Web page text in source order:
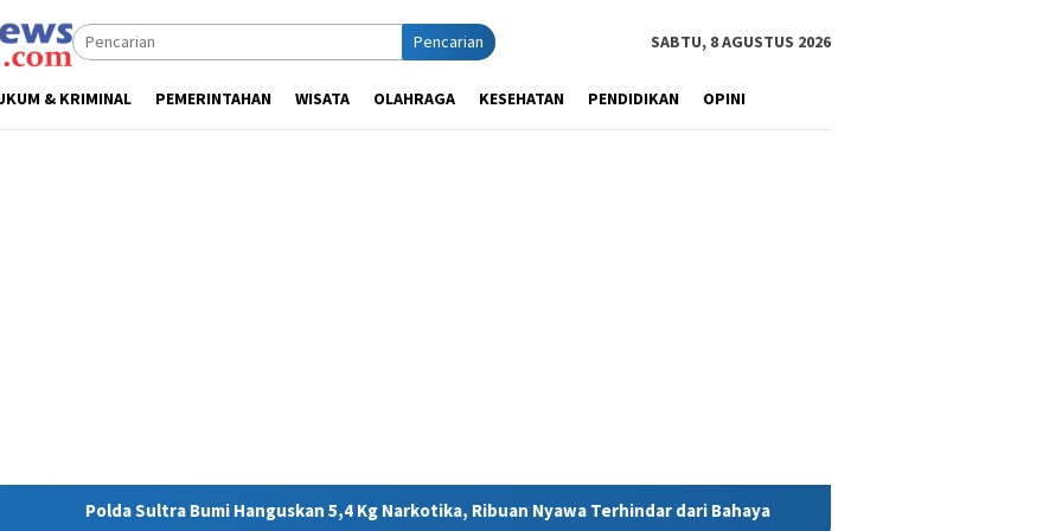
Pencarian SABTU, 8 AGUSTUS 2026
& KRIMINAL PEMERINTAHAN WISATA OLAHRAGA KESEHATAN PENDIDIKAN OPINI
Hanguskan 5,4 Kg Narkotika, Ribuan Nyawa Terhindar dari Bahaya MIND ID Tegaskan Dukungan Penuh Bagi PT Vale di